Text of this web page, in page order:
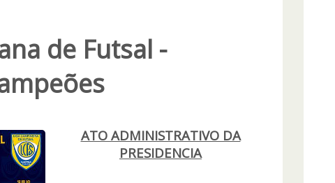
de Futsal -
ATO ADMINISTRATIVO DA
PRESIDENCIA